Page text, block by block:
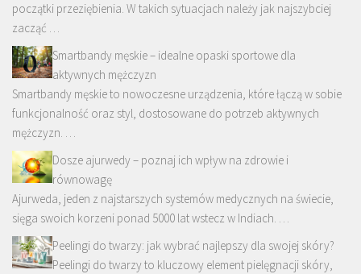
początki przeziębienia. W takich sytuacjach należy jak najszybciej
zacząć …
Smartbandy męskie – idealne opaski sportowe dla
aktywnych mężczyzn
Smartbandy męskie to nowoczesne urządzenia, które łączą w sobie
funkcjonalność oraz styl, dostosowane do potrzeb aktywnych
mężczyzn. …
Dosze ajurwedy – poznaj ich wpływ na zdrowie i
równowagę
Ajurweda, jeden z najstarszych systemów medycznych na świecie,
sięga swoich korzeni ponad 5000 lat wstecz w Indiach. …
Peelingi do twarzy: jak wybrać najlepszy dla swojej skóry?
Peelingi do twarzy to kluczowy element pielęgnacji skóry,